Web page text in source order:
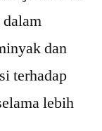
dan
terhadap
lebih